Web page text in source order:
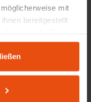
mit
bereitgestellt
1898 gestalten und
der über eine reine
– CO₂-